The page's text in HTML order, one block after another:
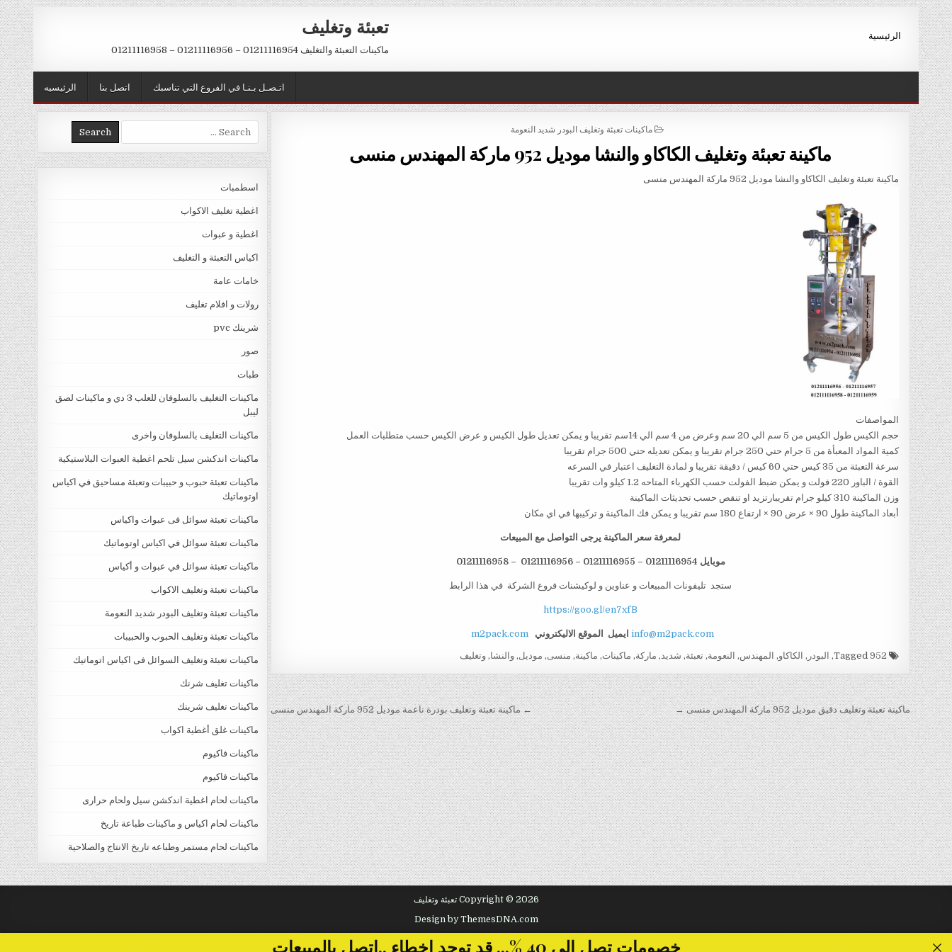
Skip
to
content
تعبئة وتغليف
ماكينات التعبئة والتغليف 01211116954 – 01211116956 – 01211116958
الرئيسية
الرئيسيه اتصل بنا اتـصـل بـنـا في الفروع التي تناسبك
POSTED
ماكينات تعبئة وتغليف البودر شديد النعومة
ماكينة تعبئة وتغليف الكاكاو والنشا موديل 952 ماركة المهندس منسى
ماكينة تعبئة وتغليف الكاكاو والنشا موديل 952 ماركة المهندس منسى
المواصفات
حجم الكيس طول الكيس من 5 سم الي 20 سم وعرض من 4 سم الي 14سم تقريبا و يمكن تعديل طول الكيس و عرض الكيس حسب متطلبات العمل
كمية المواد المعبأة من 5 جرام حتي 250 جرام تقريبا و يمكن تعديله حتي 500 جرام تقريبا
سرعة التعبئة من 35 كيس حتي 60 كيس / دقيقة تقريبا و لمادة التغليف اعتبار في السرعه
القوة / الباور 220 فولت و يمكن ضبط الفولت حسب الكهرباء المتاحه 1.2 كيلو وات تقريبا
وزن الماكينة 310 كيلو جرام تقريبارتزيد او تنقص حسب تحديثات الماكينة
أبعاد الماكينة طول 90 × عرض 90 × ارتفاع 180 سم تقريبا و يمكن فك الماكينة و تركيبها في اي مكان
لمعرفة سعر الماكينة يرجى التواصل مع المبيعات
موبايل 01211116954 – 01211116955 – 01211116956 – 01211116958
ستجد تليفونات المبيعات و عناوين و لوكيشنات فروع الشركة في هذا الرابط
https://goo.gl/en7xfB
info@m2pack.comايميل الموقع الاليكتروني m2pack.com
952
, البودر , الكاكاو, المهندس, النعومة,تعبئة, شديد, ماركة, ماكينات, ماكينة, منسى, موديل,والنشا,وتغليف
تصفّح
المقالات
← ماكينة تعبئة وتغليف بودرة ناعمة موديل 952 ماركة المهندس منسى ماكينة تعبئة وتغليف دقيق موديل 952 ماركة المهندس منسى →
Search
for:
اسطمبات
اغطية تغليف الاكواب
اغطية و عبوات
اكياس التعبئة و التغليف
خامات عامة
رولات و افلام تغليف
شرينك pvc
صور
طبات
ماكينات التغليف بالسلوفان للعلب 3 دي و ماكينات لصق
ليبل
ماكينات التغليف بالسلوفان واخرى
ماكينات اندكشن سيل تلحم اغطية العبوات البلاستيكية
ماكينات تعبئة حبوب و حبيبات وتعبئة مساحيق في اكياس
اوتوماتيك
ماكينات تعبئة سوائل فى عبوات واكياس
ماكينات تعبئة سوائل في اكياس اوتوماتيك
ماكينات تعبئة سوائل في عبوات و أكياس
ماكينات تعبئة وتغليف الاكواب
ماكينات تعبئة وتغليف البودر شديد النعومة
ماكينات تعبئة وتغليف الحبوب والحبيبات
ماكينات تعبئة وتغليف السوائل فى اكياس اتوماتيك
ماكينات تغليف شرنك
ماكينات تغليف شرينك
ماكينات غلق أغطية اكواب
ماكينات فاكيوم
ماكينات فاكيوم
ماكينات لحام اغطية اندكشن سيل ولحام حرارى
ماكينات لحام اكياس و ماكينات طباعة تاريخ
ماكينات لحام مستمر وطباعه تاريخ الانتاج والصلاحية
Copyright © 2026 تعبئة وتغليف
Design by ThemesDNA.com
خصومات تصل الى 40 %... قد توجد اخطاء ..اتصل بالمبيعات